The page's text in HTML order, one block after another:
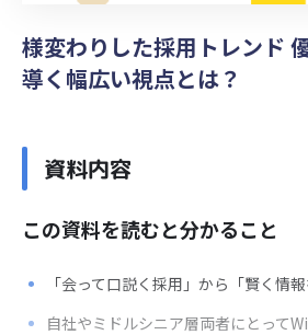
様変わりした採用トレンド
導く幅広い視点とは？
資料内容
この資料を読むと分かること
「会って口説く採用」から「賢く情
自社やミドルシニア層両者にとって